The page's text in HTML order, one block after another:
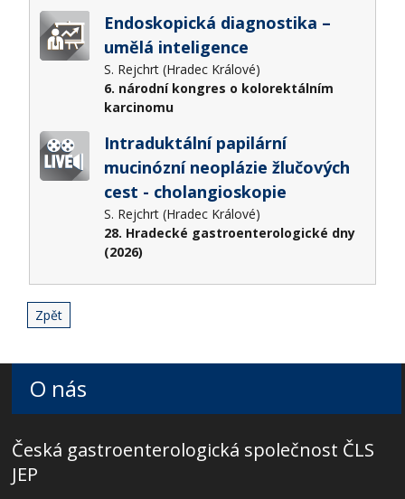
Endoskopická diagnostika –
umělá inteligence
S. Rejchrt (Hradec Králové)
6. národní kongres o kolorektálním
karcinomu
Intraduktální papilární
mucinózní neoplázie žlučových
cest - cholangioskopie
S. Rejchrt (Hradec Králové)
28. Hradecké gastroenterologické dny
(2026)
Zpět
O nás
Česká gastroenterologická společnost ČLS
JEP